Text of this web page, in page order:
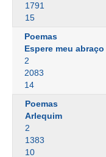
1791
15
Poemas
Espere meu abraço
2
2083
14
Poemas
Arlequim
2
1383
10